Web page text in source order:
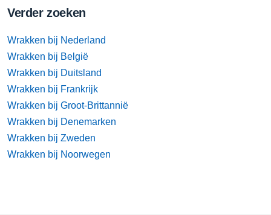
Verder zoeken
Wrakken bij Nederland
Wrakken bij België
Wrakken bij Duitsland
Wrakken bij Frankrijk
Wrakken bij Groot-Brittannië
Wrakken bij Denemarken
Wrakken bij Zweden
Wrakken bij Noorwegen